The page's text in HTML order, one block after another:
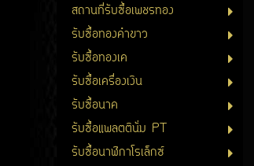
สถานที่รับซื้อเพชรทอง
รับซื้อทองคำขาว
รับซื้อทองเค
รับซื้อเครื่องเงิน
รับซื้อนาค
รับซื้อแพลตตินั่ม PT
รับซื้อนาฬิกาโรเล็กซ์